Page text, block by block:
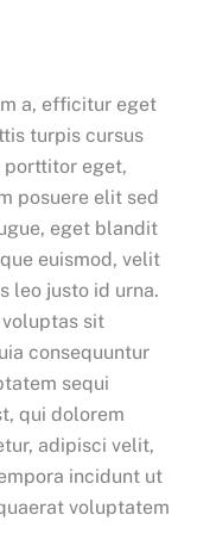
a, efficitur eget
turpis cursus
porttitor eget,
posuere elit sed
eget blandit
euismod, velit
leo justo id urna.
sit
consequuntur
sequi
qui dolorem
adipisci velit,
incidunt ut
voluptatem